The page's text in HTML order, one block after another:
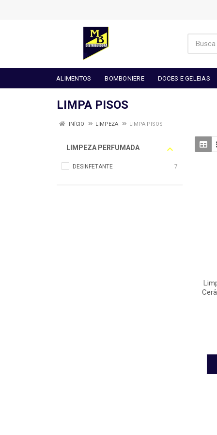
ALIMENTOS BOMBONIERE DOCES E GELEIAS
LIMPA PISOS
INÍCIO LIMPEZA LIMPA PISOS
LIMPEZA PERFUMADA
DESINFETANTE 7